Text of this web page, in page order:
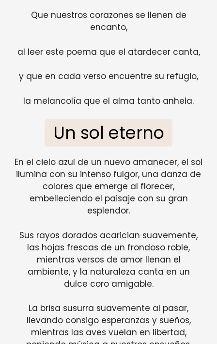
Que nuestros corazones se llenen de
encanto,
al leer este poema que el atardecer canta,
y que en cada verso encuentre su refugio,
la melancolía que el alma tanto anhela.
Un sol eterno
En el cielo azul de un nuevo amanecer, el sol
ilumina con su intenso fulgor, una danza de
colores que emerge al florecer,
embelleciendo el paisaje con su gran
esplendor.
Sus rayos dorados acarician suavemente,
las hojas frescas de un frondoso roble,
mientras versos de amor llenan el
ambiente, y la naturaleza canta en un
dulce coro amigable.
La brisa susurra suavemente al pasar,
llevando consigo esperanzas y sueños,
mientras las aves vuelan en libertad,